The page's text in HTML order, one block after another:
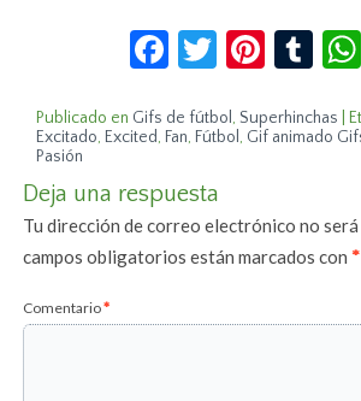
Facebook
Twitter
Publicado en Gifs de fútbol , Superhinchas
Excitado, Excited, Fan, Fútbol , Gif animado
Pasión
Deja una respuesta
Tu dirección de correo electrónico no
campos obligatorios están marcados con*
Comentario*